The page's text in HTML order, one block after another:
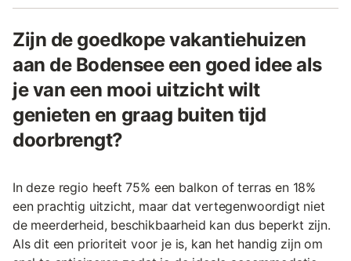
Zijn de goedkope vakantiehuizen
aan de Bodensee een goed idee als
je van een mooi uitzicht wilt
genieten en graag buiten tijd
doorbrengt?
In deze regio heeft 75% een balkon of terras en 18%
een prachtig uitzicht, maar dat vertegenwoordigt niet
de meerderheid, beschikbaarheid kan dus beperkt zijn.
Als dit een prioriteit voor je is, kan het handig zijn om